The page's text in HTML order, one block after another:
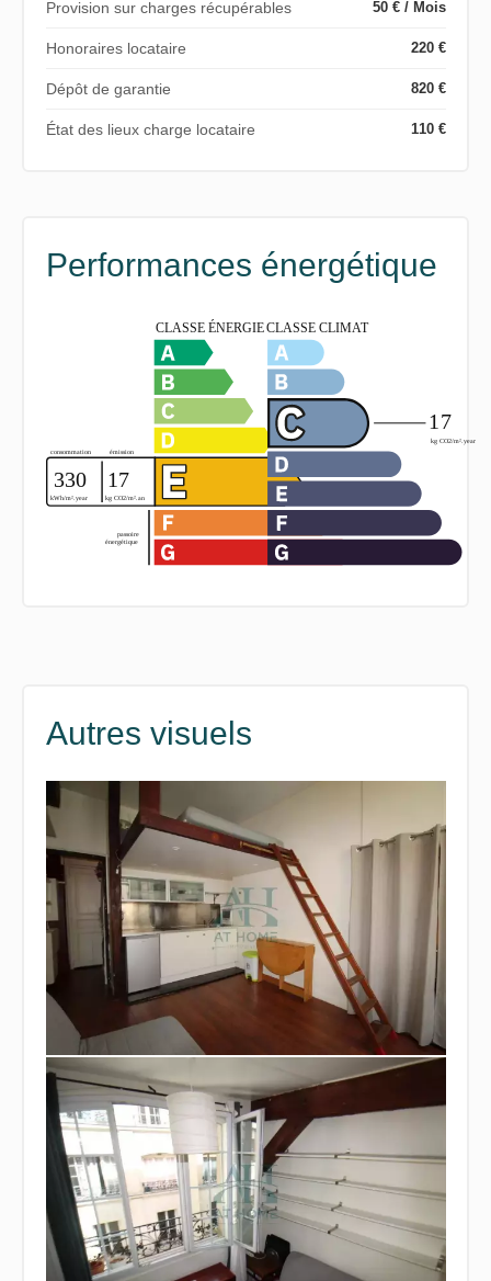
Provision sur charges récupérables 50 € / Mois
Honoraires locataire 220 €
Dépôt de garantie 820 €
État des lieux charge locataire 110 €
Performances énergétique
Autres visuels